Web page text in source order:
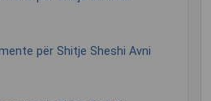
për Shitje Sheshi Avni